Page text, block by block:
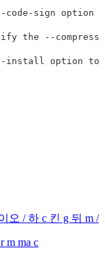
code-sign option
the --
install option to
오 / 하 c 킨 g 뒤 m /
m ma c